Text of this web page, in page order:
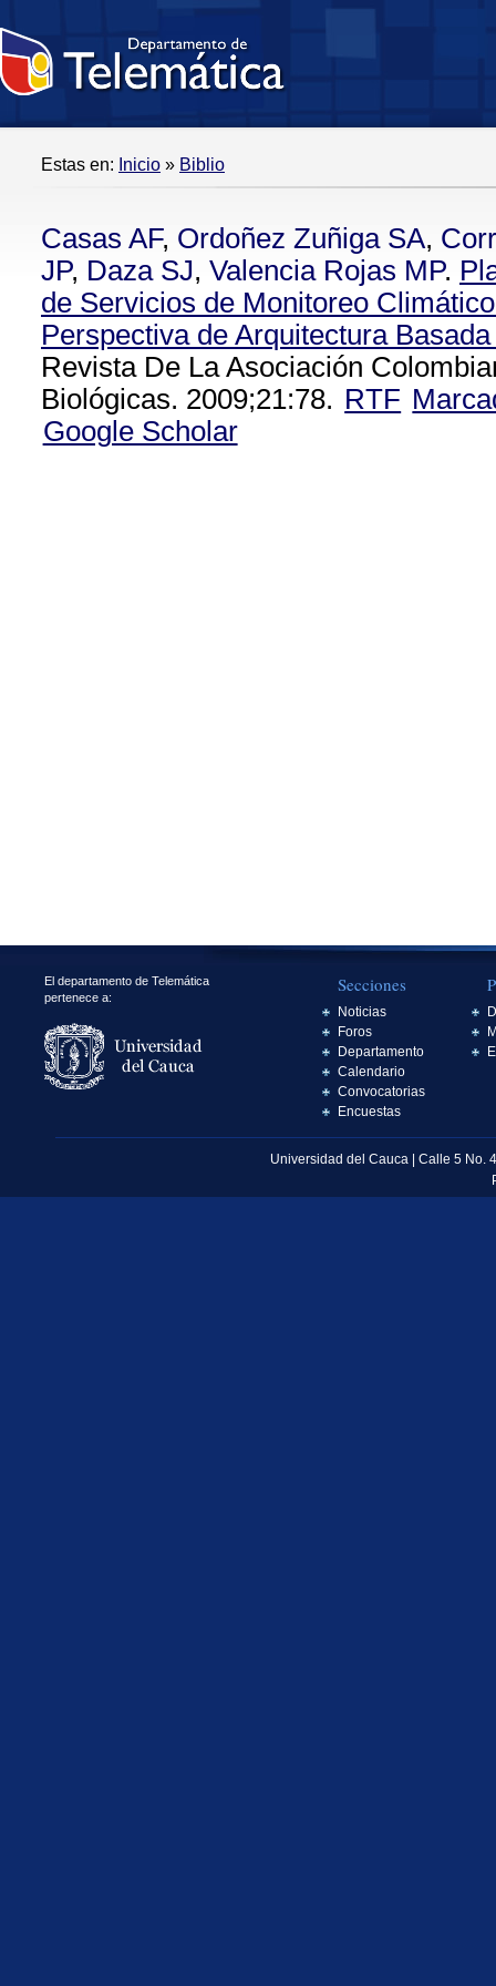
Estas en: Inicio » Biblio
Casas AF, Ordoñez Zuñiga SA,
JP, Daza SJ, Valencia Rojas MP.
de Servicios de Monitoreo
Perspectiva de Arquitectura
Revista De La Asociación
Biológicas. 2009;21:78. RTF
Google Scholar
El departamento de Telemática
pertenece a:
Secciones
Noticias
Foros
Departamento
Calendario
Convocatorias
Encuestas
Universidad del Cauca | Calle 5 No.